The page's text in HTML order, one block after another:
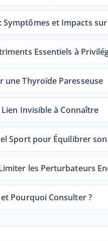
et Impacts sur
Essentiels à
une Thyroïde Paresseuse
Invisible à Connaître
Sport pour Équilibrer
les Perturbateurs
Pourquoi Consulter ?